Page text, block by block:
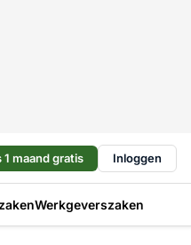
1 maand gratis Inloggen
Werkgeverszaken